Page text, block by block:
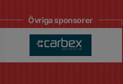
Övriga sponsorer